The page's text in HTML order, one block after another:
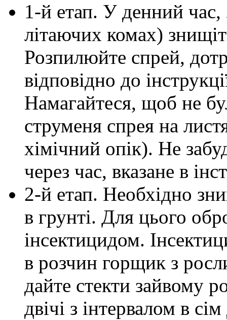
1-й етап. У денний час,
літаючих комах)
Розпилюйте спрей,
відповідно до
Намагайтеся, щоб не
струменя спрея на
хімічний опік). Не
через час, вказане в
2-й етап. Необхідно
в грунті. Для цього
інсектицидом.
в розчин горщик з
дайте стекти зайвому
двічі з інтервалом в